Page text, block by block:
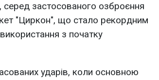
застосованого озброєння
"Циркон", що стало рекордним
з початку
ударів, коли основною